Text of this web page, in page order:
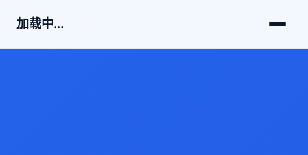
加载中...